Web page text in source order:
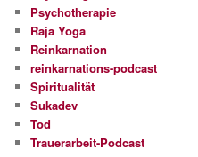
Psychotherapie
Raja Yoga
Reinkarnation
reinkarnations-podcast
Spiritualität
Sukadev
Tod
Trauerarbeit-Podcast